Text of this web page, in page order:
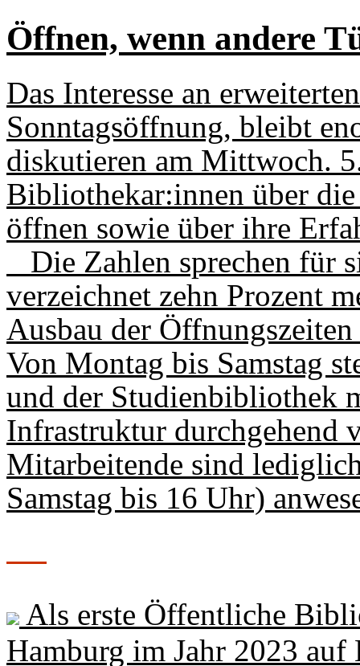
Öffnen, wenn andere
Das Interesse an
Sonntagsöffnung, bleibt
diskutieren am Mittwoch.
Bibliothekar:innen über die
öffnen sowie über ihre
Die Zahlen sprechen für
verzeichnet zehn Prozent
Ausbau der
Von Montag bis Samstag
und der Studienbibliothek
Infrastruktur durchgehend
Mitarbeitende sind
Samstag bis 16 Uhr)
Als erste Öffentliche
Hamburg im Jahr 2023